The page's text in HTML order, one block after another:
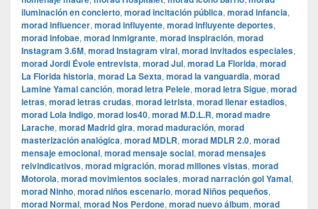
iluminación en concierto, morad incitación pública, morad infancia,
morad influencer, morad influyente, morad influyente deportes,
morad infobae, morad inmigrante, morad inspiración, morad
Instagram 3.6M, morad Instagram viral, morad invitados especiales,
morad Jordi Évole entrevista, morad Jul, morad La Florida, morad
La Florida historia, morad La Sexta, morad la vanguardia, morad
Lamine Yamal canción, morad letra Pelele, morad letra Sigue, morad
letras, morad letras crudas, morad letrista, morad llenar estadios,
morad Lola Indigo, morad los40, morad M.D.L.R, morad madre
Larache, morad Madrid gira, morad maduración, morad
masterización analógica, morad MDLR, morad MDLR 2.0, morad
mensaje emocional, morad mensaje social, morad mensajes
reivindicativos, morad migración, morad millones vistas, morad
Motorola, morad movimientos sociales, morad narración gol Yamal,
morad Ninho, morad niños escenario, morad Niños pequeños,
morad Normal, morad Nos Perdone, morad nuevo álbum, morad